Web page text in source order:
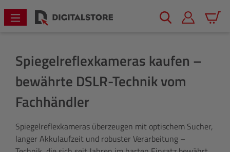
springen
Spiegelreflexkameras kaufen –
bewährte DSLR-Technik vom
Fachhändler
Spiegelreflexkameras überzeugen mit optischem Sucher,
langer Akkulaufzeit und robuster Verarbeitung –